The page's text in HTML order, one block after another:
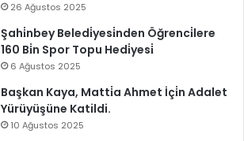
26 Ağustos 2025
Şahi̇nbey Beledi̇yesi̇nden Öğrenci̇lere
160 Bi̇n Spor Topu Hedi̇yesi̇
6 Ağustos 2025
Başkan Kaya, Matti̇a Ahmet İçi̇n Adalet
Yürüyüşüne Katildi.
10 Ağustos 2025